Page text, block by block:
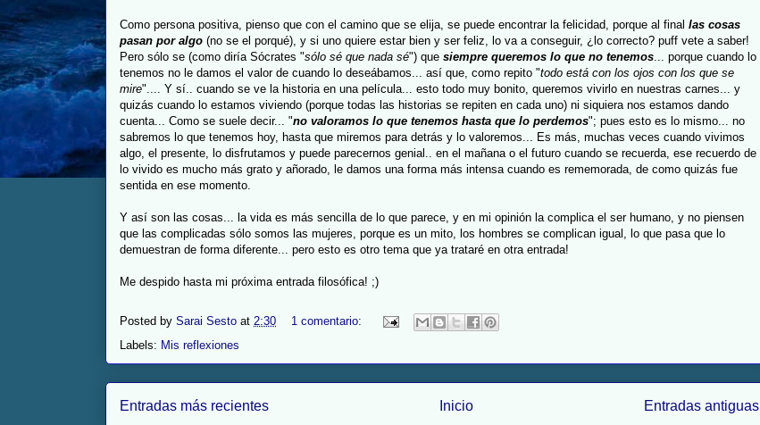
Como persona positiva, pienso que con el camino que se elija, se puede encontrar la felicidad, porque al final las cosas
pasan por algo (no se el porqué), y si uno quiere estar bien y ser feliz, lo va a conseguir, ¿lo correcto? puff vete a saber!
Pero sólo se (como diría Sócrates "sólo sé que nada sé") que siempre queremos lo que no tenemos... porque cuando lo
tenemos no le damos el valor de cuando lo deseábamos... así que, como repito "todo está con los ojos con los que se
mire".... Y sí.. cuando se ve la historia en una película... esto todo muy bonito, queremos vivirlo en nuestras carnes... y
quizás cuando lo estamos viviendo (porque todas las historias se repiten en cada uno) ni siquieranos estamos dando
cuenta... Como se suele decir... "no valoramos lo que tenemos hasta que lo perdemos"; pues esto es lo mismo... no
sabremos lo que tenemos hoy, hasta que miremos para detrás y lo valoremos... Es más, muchas veces cuando vivimos
algo, el presente, lo disfrutamos y puede parecernos genial.. en el mañana o el futuro cuando se recuerda, ese recuerdo de
lo vivido es mucho más grato y añorado, le damos una forma más intensa cuando es rememorada, de como quizás fue
sentida en ese momento.
Y así son las cosas... la vida es más sencilla de lo que parece, y en mi opinión la complica el ser humano, y no piensen
que las complicadas sólo somos las mujeres, porque es un mito, los hombres se complican igual, lo que pasa que lo
demuestran de forma diferente... pero esto es otro tema que ya trataré en otra entrada!
Me despido hasta mi próxima entrada filosófica! ;)
Posted by Sarai Sesto at 2:30
1 comentario:
Labels: Mis reflexiones
Entradas más recientes Entradas antiguas
Inicio